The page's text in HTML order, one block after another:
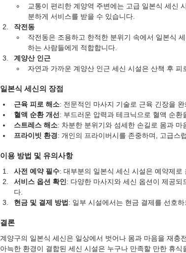
교통이 편리한 계양역 주변에는 고급 일본식 세신
분하게 서비스를 받을 수 있습니다.
작전동
작전동은 조용하고 한적한 분위기 속에서 일본식
하는 사람들에게 적합합니다.
계양산 인근
자연과 가까운 계양산 인근 세신 시설은 산책 후
일본식 세신의 장점
근육 피로 해소: 전문적인 마사지 기술로 근육 긴장을
혈액 순환 개선 : 부드러운 압력과 테크닉으로 혈액 순환
스트레스 해소: 차분한 분위기와 섬세한 손길로 몸과 마
프라이빗 환경: 개인의 프라이버시를 존중하며, 고급스
이용 방법 및 유의사항
사전 예약 필수: 대부분의 일본식 세신 시설은 예약제로
서비스 옵션 확인 : 다양한 마사지와 세신 옵션이 제공
다.
현금 및 결제 방법 : 일부 시설에서는 현금 결제를 선호
결론
계양구의 일본식 세신은 일상에서 벗어나 몸과 마음을 재
아늑한 환경이 결합된 세신 시설은 누구나 만족할 만한 휴